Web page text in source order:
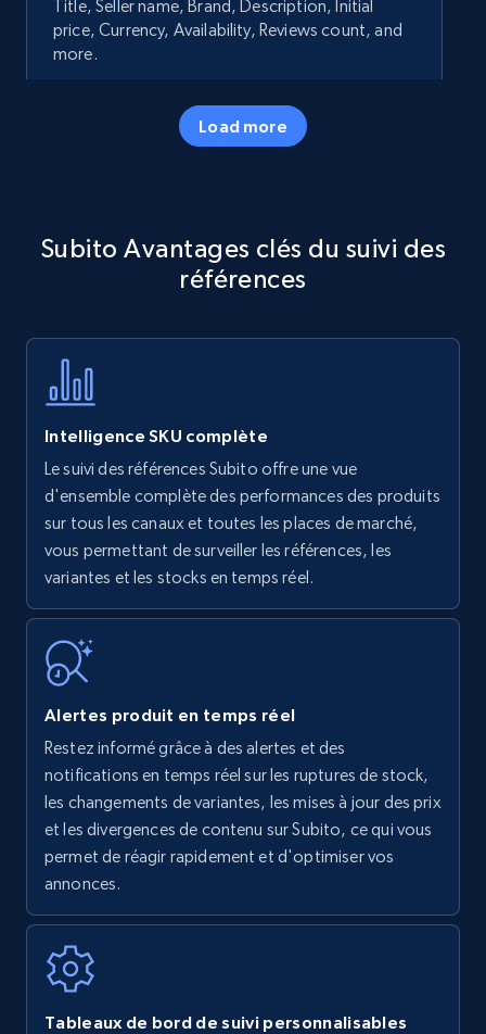
Title, Seller name, Brand, Description, Initial
price, Currency, Availability, Reviews count, and
more.
5.7K+ Commencer
specific keywords
Title, Seller name, Brand, Description, Initial
Amazon products - find products by using
upc numbers
Title, Seller name, Brand, Description, Initial
price, Currency, Availability, Reviews count, and
35.3K+
Amazon Reviews
URL, Product name, Product rating, Product
rating object, Product rating max, Rating,
Author name, Asin, and more.
Walmart - products
Load more
Subito Avantages clés du suivi des
références
Intelligence SKU complète
Le suivi des références Subito offre une vue
d'ensemble complète des performances des produits
sur tous les canaux et toutes les places de marché,
vous permettant de surveiller les références, les
variantes et les stocks en temps réel.
Alertes produit en temps réel
Restez informé grâce à des alertes et des
notifications en temps réel sur les ruptures de stock,
les changements de variantes, les mises à jour des prix
et les divergences de contenu sur Subito, ce qui vous
permet de réagir rapidement et d'optimiser vos
annonces.
Tableaux de bord de suivi personnalisables